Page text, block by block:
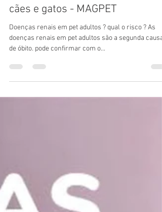
10 de mar. de 2023
1 min de leitura
Doenças renais em PETS adultos
cães e gatos - MAGPET
doenças renais em pet adultos são a segunda causa